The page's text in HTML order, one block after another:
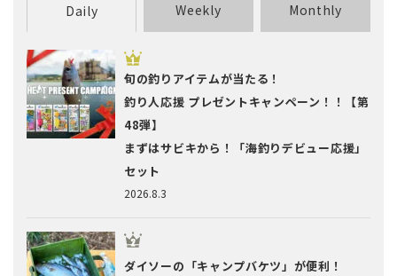
Daily Weekly Monthly
2026.8.3
旬の釣りアイテムが当たる！
釣り人応援 プレゼントキャンペーン！！【第
48弾】
まずはサビキから！「海釣りデビュー応援」
セット
ダイソーの「キャンプバケツ」が便利！